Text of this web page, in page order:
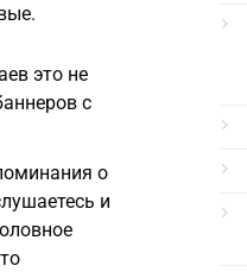
это не
с
о
и